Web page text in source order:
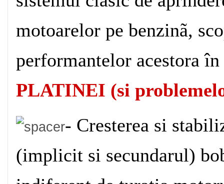
motoarelor pe benzinã,
performantelor acestora
PLATINEI (si
- Cresterea si
(implicit si secundarul)